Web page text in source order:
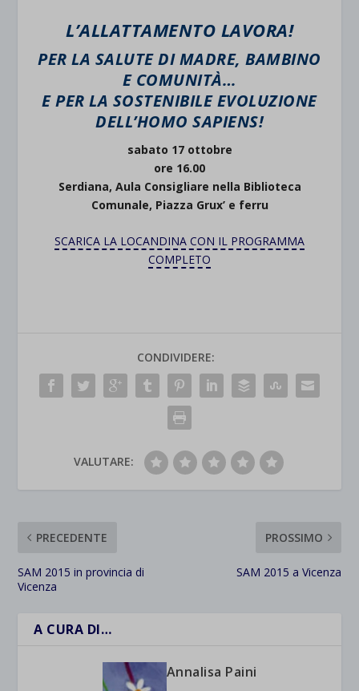
L’ALLATTAMENTO LAVORA!
PER LA SALUTE DI MADRE, BAMBINO
E COMUNITÀ…
E PER LA SOSTENIBILE EVOLUZIONE
DELL’HOMO SAPIENS!
sabato 17 ottobre
ore 16.00
Serdiana, Aula Consigliare nella Biblioteca
Comunale, Piazza Grux’ e ferru
SCARICA LA LOCANDINA CON IL PROGRAMMA
COMPLETO
CONDIVIDERE:
VALUTARE:
PRECEDENTE
SAM 2015 in provincia di
Vicenza
PROSSIMO
SAM 2015 a Vicenza
A CURA DI…
Annalisa Paini